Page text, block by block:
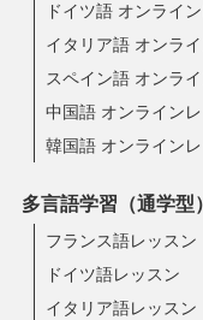
ドイツ語 オンライ
イタリア語 オンラ
スペイン語 オンラ
中国語 オンライン
韓国語 オンライン
多言語学習（通学型）
フランス語レッスン
ドイツ語レッスン
イタリア語レッスン